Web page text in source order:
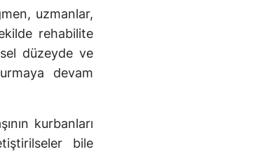
uzmanlar,
rehabilite
düzeyde ve
devam
kurbanları
bile